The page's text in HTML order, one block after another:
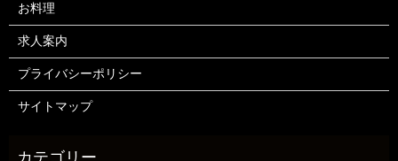
お料理
求人案内
プライバシーポリシー
サイトマップ